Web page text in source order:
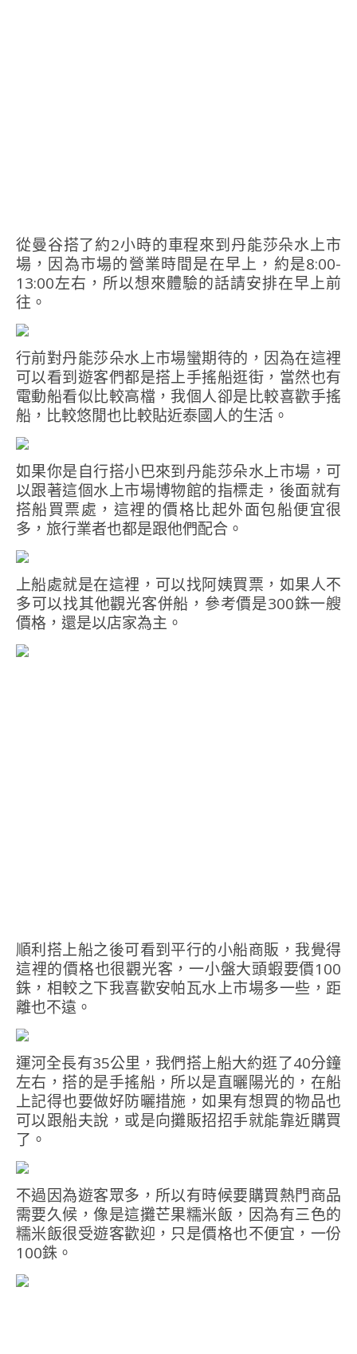
從曼谷搭了約2小時的車程來到丹能莎朵水上市
場，因為市場的營業時間是在早上，約是8:00-
13:00左右，所以想來體驗的話請安排在早上前
往。
行前對丹能莎朵水上市場蠻期待的，因為在這裡
可以看到遊客們都是搭上手搖船逛街，當然也有
電動船看似比較高檔，我個人卻是比較喜歡手搖
船，比較悠閒也比較貼近泰國人的生活。
如果你是自行搭小巴來到丹能莎朵水上市場，可
以跟著這個水上市場博物館的指標走，後面就有
搭船買票處，這裡的價格比起外面包船便宜很
多，旅行業者也都是跟他們配合。
上船處就是在這裡，可以找阿姨買票，如果人不
多可以找其他觀光客併船，參考價是300銖一艘
價格，還是以店家為主。
順利搭上船之後可看到平行的小船商販，我覺得
這裡的價格也很觀光客，一小盤大頭蝦要價100
銖，相較之下我喜歡安帕瓦水上市場多一些，距
離也不遠。
運河全長有35公里，我們搭上船大約逛了40分鐘
左右，搭的是手搖船，所以是直曬陽光的，在船
上記得也要做好防曬措施，如果有想買的物品也
可以跟船夫說，或是向攤販招招手就能靠近購買
了。
不過因為遊客眾多，所以有時候要購買熱門商品
需要久候，像是這攤芒果糯米飯，因為有三色的
糯米飯很受遊客歡迎，只是價格也不便宜，一份
100銖。